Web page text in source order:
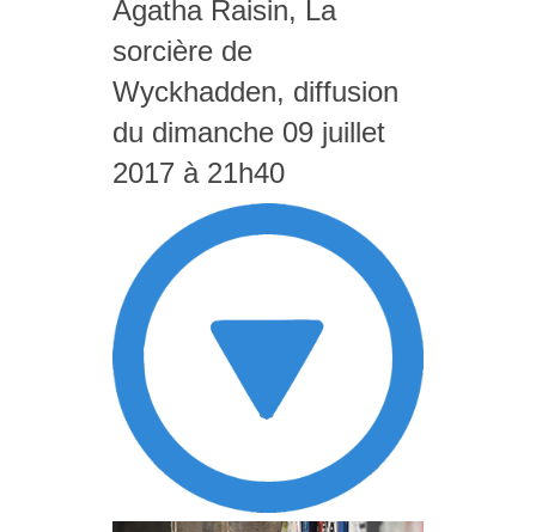
Agatha Raisin, La
sorcière de
Wyckhadden, diffusion
du dimanche 09 juillet
2017 à 21h40